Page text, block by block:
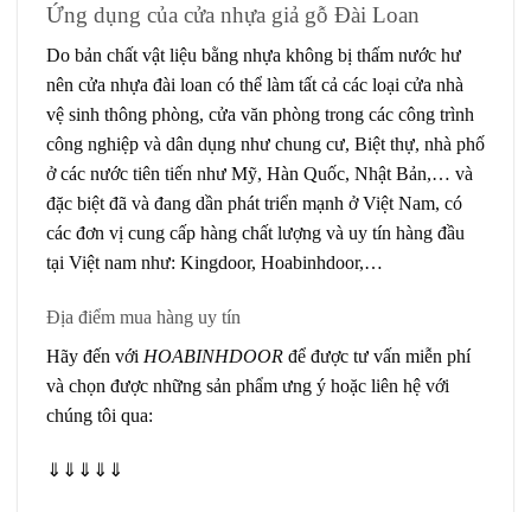
Ứng dụng của cửa nhựa giả gỗ Đài Loan
Do bản chất vật liệu bằng nhựa không bị thấm nước hư
nên cửa nhựa đài loan có thể làm tất cả các loại cửa nhà
vệ sinh thông phòng, cửa văn phòng trong các công trình
công nghiệp và dân dụng như chung cư, Biệt thự, nhà phố
ở các nước tiên tiến như Mỹ, Hàn Quốc, Nhật Bản,… và
đặc biệt đã và đang dần phát triển mạnh ở Việt Nam, có
các đơn vị cung cấp hàng chất lượng và uy tín hàng đầu
tại Việt nam như: Kingdoor, Hoabinhdoor,…
Địa điểm mua hàng uy tín
Hãy đến với HOABINHDOOR để được tư vấn miễn phí
và chọn được những sản phẩm ưng ý hoặc liên hệ với
chúng tôi qua:
⇓⇓⇓⇓⇓